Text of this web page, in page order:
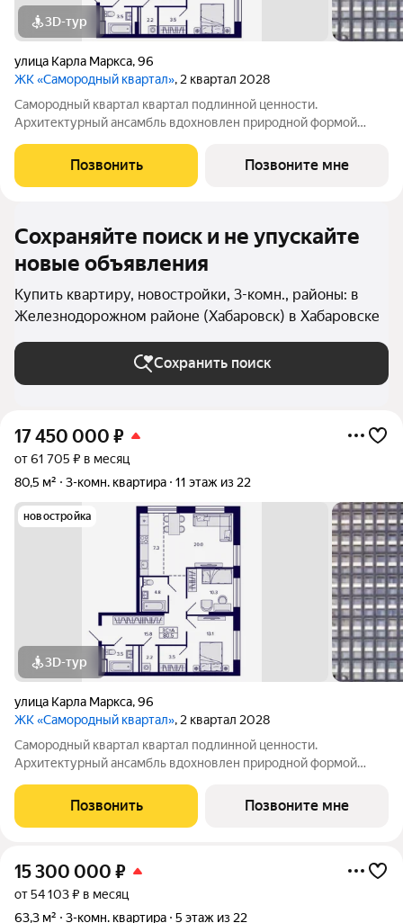
3D-тур
улица Карла Маркса,96
ЖК «Самородный квартал», 2 квартал 2028
Самородный квартал квартал подлинной ценности.
Архитектурный ансамбль вдохновлен природной формой
геометрией фасадов. Внутренний двор и места общего
пользования также содержат стилистические
Позвонить Позвоните мне
Сохраняйте поиск и не упускайте
новые объявления
Купить квартиру, новостройки, 3-комн., районы: в
Железнодорожном районе (Хабаровск) в Хабаровске
Сохранить поиск
17 450 000 ₽
от 61 705 ₽ в месяц
80,5 м²
3-комн. квартира 11 этаж из 22
новостройка
3D-тур
улица Карла Маркса,96
ЖК «Самородный квартал», 2 квартал 2028
Самородный квартал квартал подлинной ценности.
Архитектурный ансамбль вдохновлен природной формой
геометрией фасадов. Внутренний двор и места общего
пользования также содержат стилистические
Позвонить Позвоните мне
15 300 000 ₽
от 54 103 ₽ в месяц
63,3 м²
3-комн. квартира 5 этаж из 22